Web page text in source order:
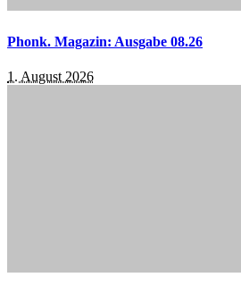
Phonk. Magazin: Ausgabe 08.26
1. August 2026